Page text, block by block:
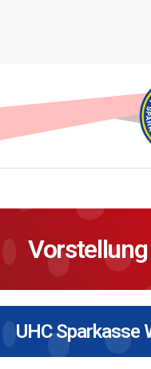
UHC Sparkasse